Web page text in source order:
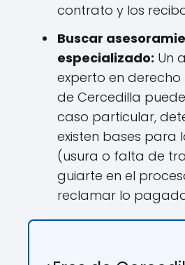
contrato y los
Buscar
especializado: Un
experto en
de Cercedilla
caso particular,
existen bases para
(usura o falta de
guiarte en el
reclamar lo